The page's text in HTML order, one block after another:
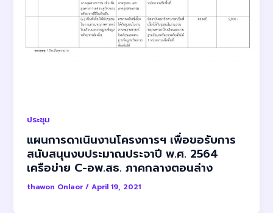
ประชุม
แผนการดาเนินงานโครงการฯ เพื่อขอรับการ
สนับสนุนงบประมาณประจาปี พ.ศ. 2564
เครือข่าย C-อพ.สธ. ภาคกลางตอนล่าง
thawon Onlaor/April 19, 2021